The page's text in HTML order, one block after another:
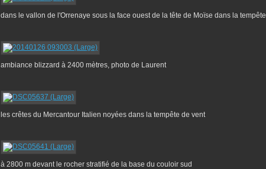
dans le vallon de l'Orrenaye sous la face ouest de la tête de Moïse dans la tempête
ambiance blizzard à 2400 mètres, photo de Laurent
les crêtes du Mercantour Italien noyées dans la tempête de vent
à 2800 m devant le rocher stratifié de la base du couloir sud